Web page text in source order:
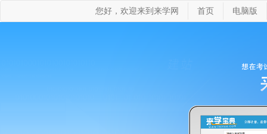
您好，欢迎来到来学网 首页 电脑版